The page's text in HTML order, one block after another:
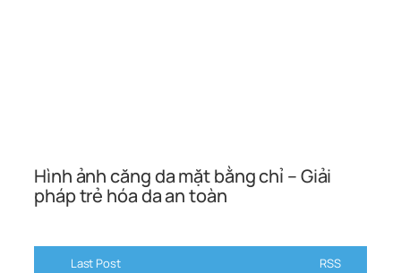
Hình ảnh căng da mặt bằng chỉ – Giải
pháp trẻ hóa da an toàn
Last Post RSS